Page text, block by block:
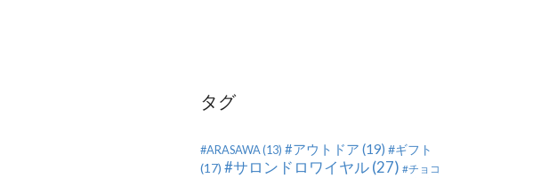
タグ
#ARASAWA(13) #アウトドア (19) #ギフト
(17) #サロンドロワイヤル(27) #チョコ